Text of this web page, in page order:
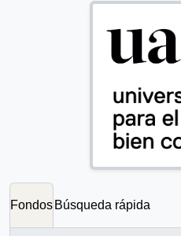
Fondos Búsqueda rápida